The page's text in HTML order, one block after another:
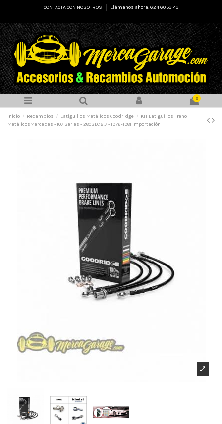
CONTACTA CON NOSOTROS
Llámanos ahora: 624 60 53 43
0
Inicio Recambios Latiguillos Metálicos Goodridge
KIT Latiguillos Freno
MetálicosMercedes - 107 Series - 280SLC 2.7 - 1976-1981 Importación